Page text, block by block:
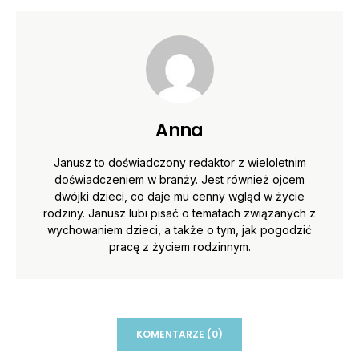
Anna
Janusz to doświadczony redaktor z wieloletnim
doświadczeniem w branży. Jest również ojcem
dwójki dzieci, co daje mu cenny wgląd w życie
rodziny. Janusz lubi pisać o tematach związanych z
wychowaniem dzieci, a także o tym, jak pogodzić
pracę z życiem rodzinnym.
KOMENTARZE (0)